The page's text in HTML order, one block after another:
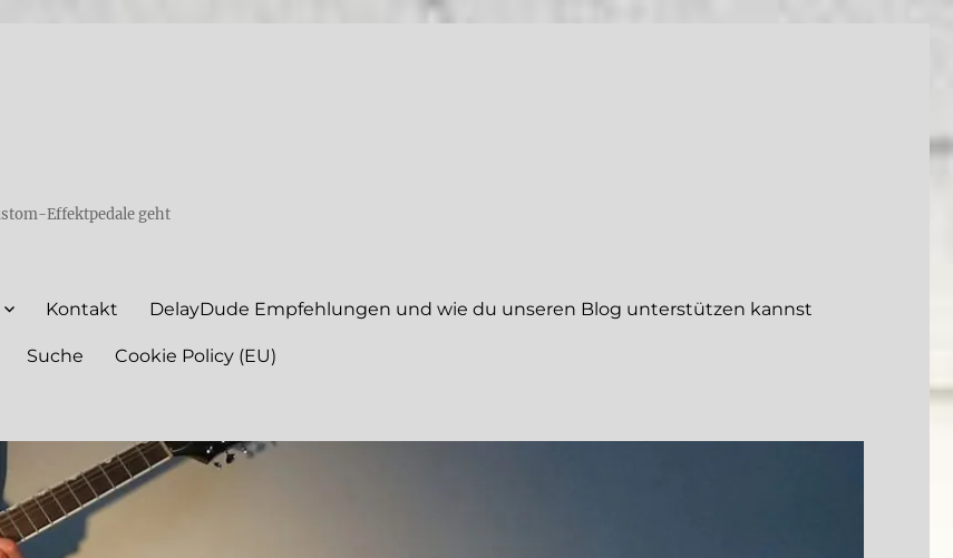
Effektpedale geht
Kontakt DelayDude Empfehlungen und wie du unseren Blog unterstützen kannst
Suche Cookie Policy (EU)